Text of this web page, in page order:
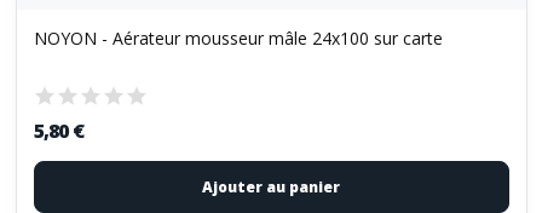
NOYON - Aérateur mousseur mâle 24x100 sur carte
5,80 €
Ajouter au panier